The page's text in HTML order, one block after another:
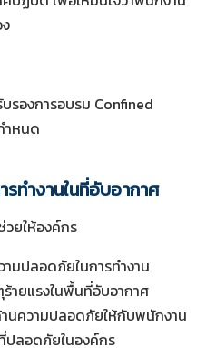
รองการอบรม Confined
ำหนด
ทำงานในที่อับอากาศ
ยให้องค์กร
มปลอดภัยในการทำงาน
ายแรงในพื้นที่อับอากาศ
านความปลอดภัยให้กับพนักงาน
ปลอดภัยในองค์กร